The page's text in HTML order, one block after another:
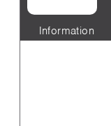
Information